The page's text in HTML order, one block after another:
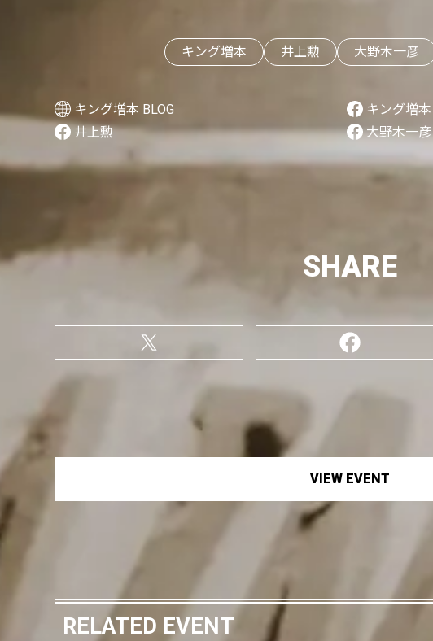
キング増本 井上勲 大野木一彦
キング増本 BLOG
キング増本
井上勲
大野木一彦
SHARE
VIEW EVENT
RELATED EVENT